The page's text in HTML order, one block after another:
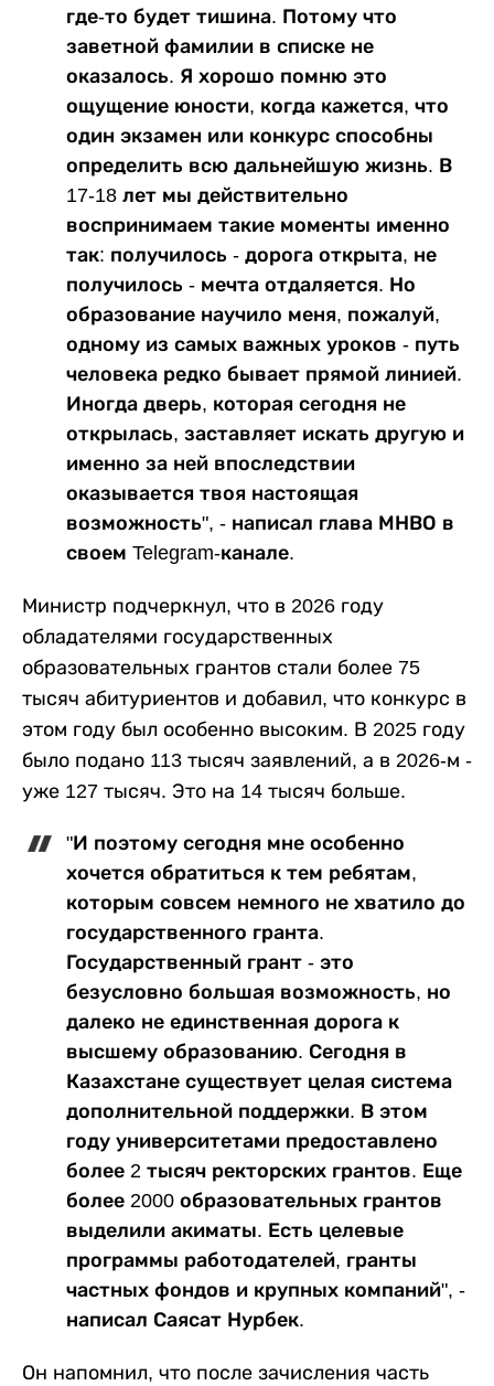
где-то будет тишина. Потому что
заветной фамилии в списке не
оказалось. Я хорошо помню это
ощущение юности, когда кажется, что
один экзамен или конкурс способны
определить всю дальнейшую жизнь. В
17-18 лет мы действительно
воспринимаем такие моменты именно
так: получилось - дорога открыта, не
получилось - мечта отдаляется. Но
образование научило меня, пожалуй,
одному из самых важных уроков - путь
человека редко бывает прямой линией.
Иногда дверь, которая сегодня не
открылась, заставляет искать другую и
именно за ней впоследствии
оказывается твоя настоящая
возможность", - написал глава МНВО в
своем Telegram-канале.
Министр подчеркнул, что в 2026 году
обладателями государственных
образовательных грантов стали более 75
тысяч абитуриентов и добавил, что конкурс в
этом году был особенно высоким. В 2025 году
было подано 113 тысяч заявлений, а в 2026-м -
уже 127 тысяч. Это на 14 тысяч больше.
"И поэтому сегодня мне особенно
хочется обратиться к тем ребятам,
которым совсем немного не хватило до
государственного гранта.
Государственный грант - это
безусловно большая возможность, но
далеко не единственная дорога к
высшему образованию. Сегодня в
Казахстане существует целая система
дополнительной поддержки. В этом
году университетами предоставлено
более 2 тысяч ректорских грантов. Еще
более 2000 образовательных грантов
выделили акиматы. Есть целевые
программы работодателей, гранты
частных фондов и крупных компаний", -
написал Саясат Нурбек.
Он напомнил, что после зачисления часть